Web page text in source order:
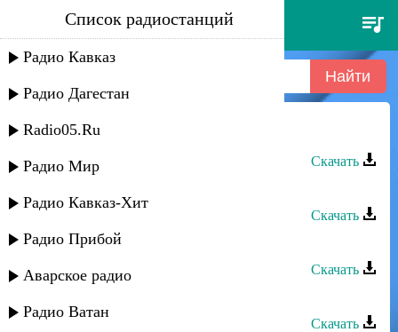
дурия рагимова - пуд руш
Список радиостанций
Радио Кавказ
Радио Дагестан
Radio05.Ru
Радио Мир
Радио Кавказ-Хит
Радио Прибой
Аварское радио
Радио Ватан
Дурия Рагимова - Советрин рушар
Скачать
Скачать
Дурия Рагимова - Аграном руш
Скачать
Скачать